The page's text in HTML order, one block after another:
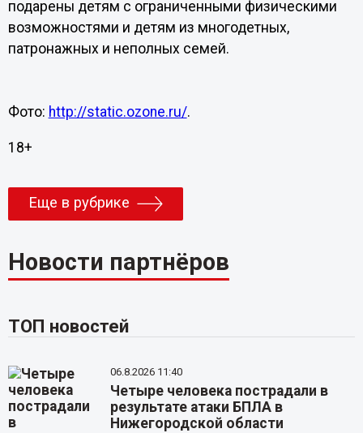
подарены детям с ограниченными физическими
возможностями и детям из многодетных,
патронажных и неполных семей.
Фото: http://static.ozone.ru/.
18+
Еще в рубрике
Новости партнёров
ТОП новостей
06.8.2026 11:40
Четыре человека пострадали в
результате атаки БПЛА в
Нижегородской области